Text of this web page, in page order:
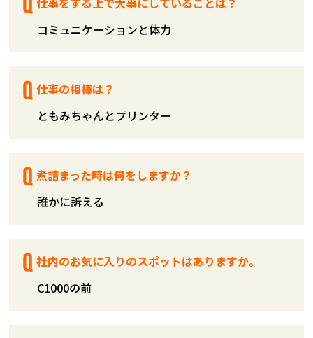
コミュニケーションと体力
仕事の相棒は？
ともみちゃんとプリンター
煮詰まった時は何をしますか？
誰かに訴える
社内のお気に入りのスポットはありますか。
C1000の前